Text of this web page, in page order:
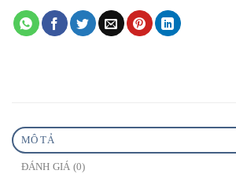
MÔ TẢ
ĐÁNH GIÁ (0)